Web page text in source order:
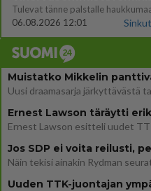
06.08.2026 12:01
Sinkut
Muistatko Mikkelin